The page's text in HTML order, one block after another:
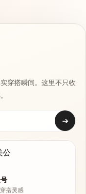
穿搭瞬间。这里不只收
➔
搭灵感